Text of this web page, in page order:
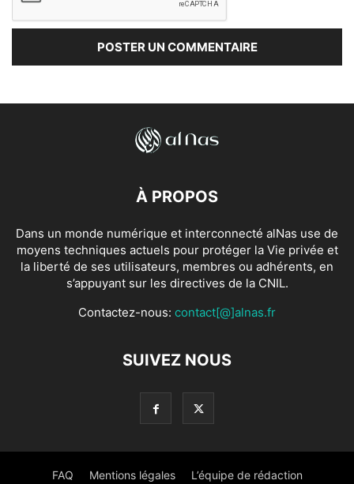
À PROPOS
Dans un monde numérique et interconnecté alNas use de
moyens techniques actuels pour protéger la Vie privée et
la liberté de ses utilisateurs, membres ou adhérents, en
s’appuyant sur les directives de la CNIL.
Contactez-nous: contact[@]alnas.fr
SUIVEZ NOUS
FAQ Mentions légales L’équipe de rédaction